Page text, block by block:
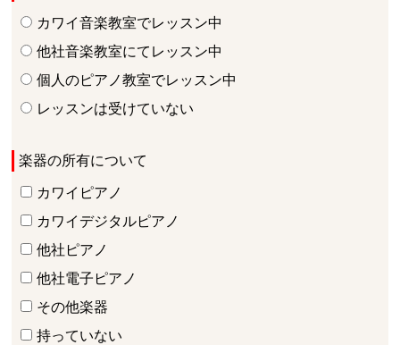
カワイ音楽教室でレッスン中
他社音楽教室にてレッスン中
個人のピアノ教室でレッスン中
レッスンは受けていない
楽器の所有について
カワイピアノ
カワイデジタルピアノ
他社ピアノ
他社電子ピアノ
その他楽器
持っていない